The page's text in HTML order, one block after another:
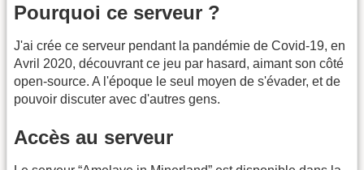
Pourquoi ce serveur ?
J'ai crée ce serveur pendant la pandémie de Covid-19, en
Avril 2020, découvrant ce jeu par hasard, aimant son côté
open-source. A l'époque le seul moyen de s'évader, et de
pouvoir discuter avec d'autres gens.
Accès au serveur